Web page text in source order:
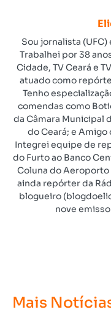
Sou jornalista
Trabalhei por 38
Cidade, TV Ceará e
atuado como
Tenho
comendas como
da Câmara Municipal
do Ceará; e Amigo
Integrei equipe de
do Furto ao Banco
Coluna do Aeroporto
ainda repórter da
blogueiro
nove
Mais